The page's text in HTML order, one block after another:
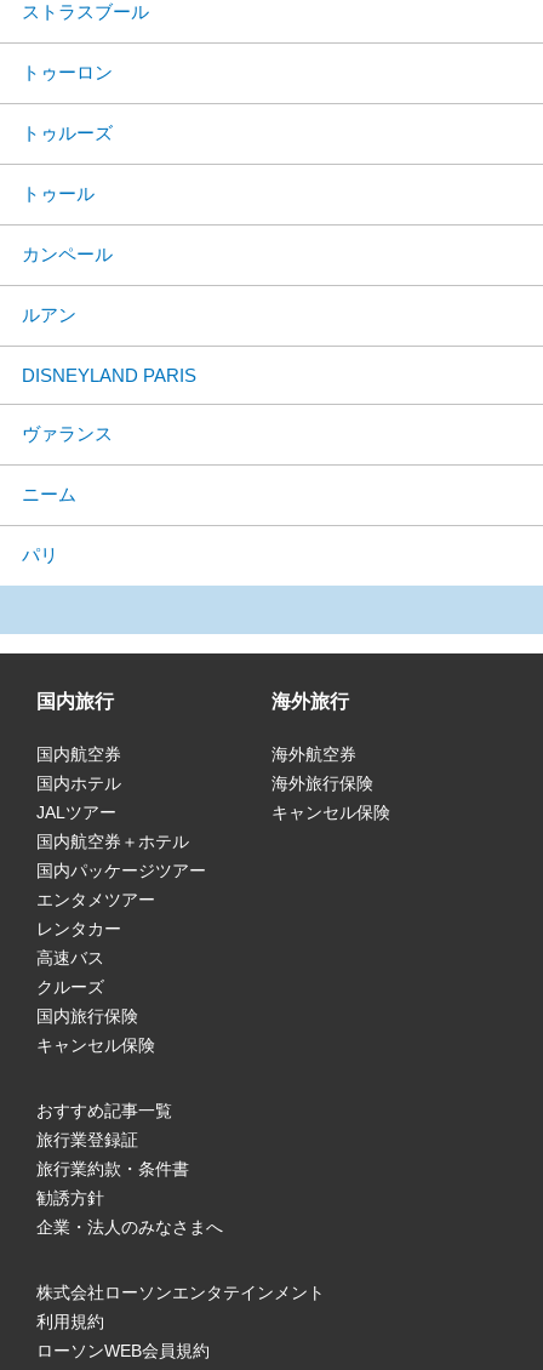
ストラスブール
トゥーロン
トゥルーズ
トゥール
カンペール
ルアン
DISNEYLAND PARIS
ヴァランス
ニーム
パリ
国内旅行
国内航空券
国内ホテル
JALツアー
国内航空券＋ホテル
国内パッケージツアー
エンタメツアー
レンタカー
高速バス
クルーズ
国内旅行保険
キャンセル保険
海外旅行
海外航空券
海外旅行保険
キャンセル保険
おすすめ記事一覧
旅行業登録証
旅行業約款・条件書
勧誘方針
企業・法人のみなさまへ
株式会社ローソンエンタテインメント
利用規約
ローソンWEB会員規約